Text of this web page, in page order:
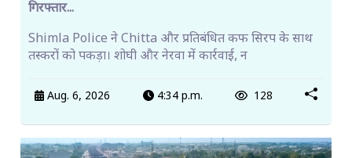
गिरफ्तार...
Shimla Police ने Chitta और प्रतिबंधित कफ सिरप के साथ
तस्करों को पकड़ा। शोघी और नेरवा में कार्रवाई, न
Aug. 6, 2026 4:34 p.m. 128